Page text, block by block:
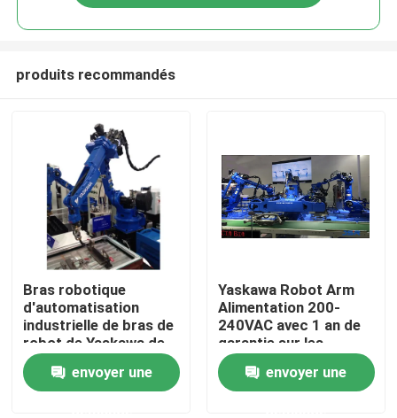
produits recommandés
Bras robotique
d'automatisation
industrielle de bras de
robot de Yaskawa de
couleur d'image pour
la production
industrielle
envoyer une
Yaskawa Robot Arm
Alimentation 200-
240VAC avec 1 an de
garantie sur les
composants de base
envoyer une